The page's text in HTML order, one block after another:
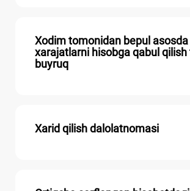
Xodim tomonidan bepul asosda
хarajatlarni hisobga qabul qilish
buyruq
Xarid qilish dalolatnomasi